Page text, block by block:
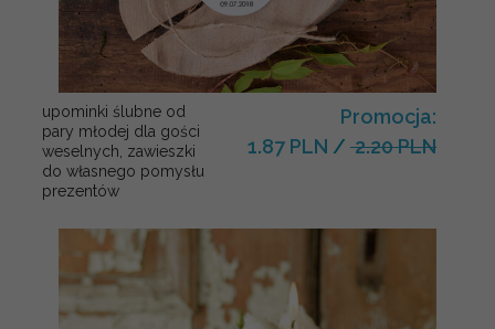
upominki ślubne od
pary młodej dla gości
weselnych, zawieszki
do własnego pomysłu
prezentów
Promocja:
1.87 PLN / 2.20 PLN